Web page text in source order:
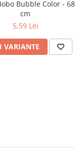
Bubble Color - 68
cm
5,59 Lei
VARIANTE